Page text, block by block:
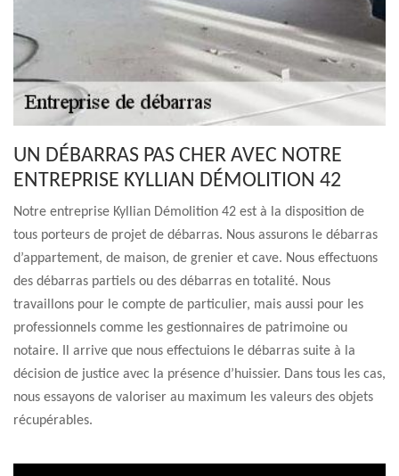
UN DÉBARRAS PAS CHER AVEC NOTRE
ENTREPRISE KYLLIAN DÉMOLITION 42
Notre entreprise Kyllian Démolition 42 est à la disposition de
tous porteurs de projet de débarras. Nous assurons le débarras
d’appartement, de maison, de grenier et cave. Nous effectuons
des débarras partiels ou des débarras en totalité. Nous
travaillons pour le compte de particulier, mais aussi pour les
professionnels comme les gestionnaires de patrimoine ou
notaire. Il arrive que nous effectuions le débarras suite à la
décision de justice avec la présence d’huissier. Dans tous les cas,
nous essayons de valoriser au maximum les valeurs des objets
récupérables.